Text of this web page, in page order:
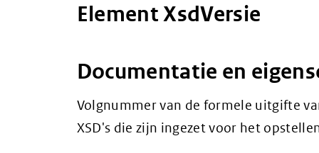
Element XsdVersie
Documentatie en
Volgnummer van de formele uitgifte
XSD's die zijn ingezet voor het